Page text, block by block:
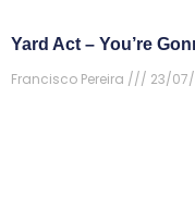
Yard Act – You’re
Francisco Pereira
23/